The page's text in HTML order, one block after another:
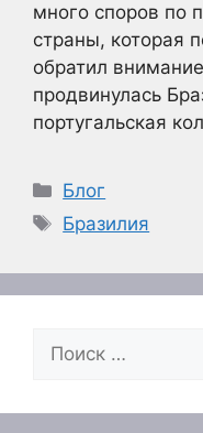
много споров по
страны, которая
обратил
продвинулась
португальская
Рубрики
Блог
Метки
Бразилия
Поиск: